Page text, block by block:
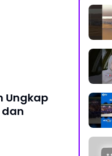
Ungkap
dan